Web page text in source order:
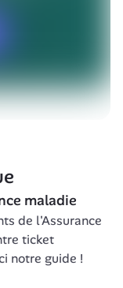
maladie
de l'Assurance
ticket
notre guide !